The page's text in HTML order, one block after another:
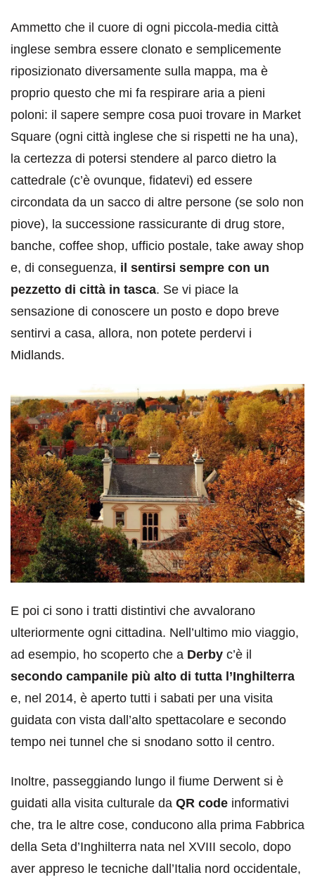
Ammetto che il cuore di ogni piccola-media città
inglese sembra essere clonato e semplicemente
riposizionato diversamente sulla mappa, ma è
proprio questo che mi fa respirare aria a pieni
poloni: il sapere sempre cosa puoi trovare in Market
Square (ogni città inglese che si rispetti ne ha una),
la certezza di potersi stendere al parco dietro la
cattedrale (c’è ovunque, fidatevi) ed essere
circondata da un sacco di altre persone (se solo non
piove), la successione rassicurante di drug store,
banche, coffee shop, ufficio postale, take away shop
e, di conseguenza, il sentirsi sempre con un
pezzetto di città in tasca. Se vi piace la
sensazione di conoscere un posto e dopo breve
sentirvi a casa, allora, non potete perdervi i
Midlands.
E poi ci sono i tratti distintivi che avvalorano
ulteriormente ogni cittadina. Nell’ultimo mio viaggio,
ad esempio, ho scoperto che a Derby c’è il
secondo campanile più alto di tutta l’Inghilterra
e, nel 2014, è aperto tutti i sabati per una visita
guidata con vista dall’alto spettacolare e secondo
tempo nei tunnel che si snodano sotto il centro.
Inoltre, passeggiando lungo il fiume Derwent si è
guidati alla visita culturale da QR code informativi
che, tra le altre cose, conducono alla prima Fabbrica
della Seta d’Inghilterra nata nel XVIII secolo, dopo
aver appreso le tecniche dall’Italia nord occidentale,